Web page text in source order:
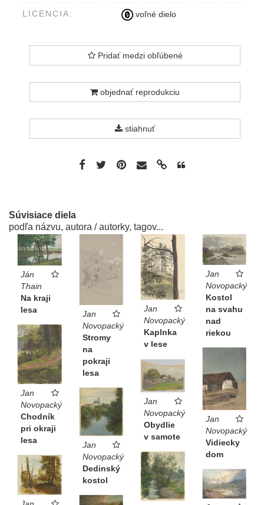
LICENCIA: voľné dielo
Pridať medzi obľúbené
objednať reprodukciu
stiahnuť
Súvisiace diela
podľa názvu, autora / autorky, tagov...
Ján
Thain
Na kraji
lesa
Jan
Novopacký
Stromy
na
pokraji
lesa
Jan
Novopacký
Kaplnka
v lese
Jan
Novopacký
Kostol
na svahu
nad
riekou
Jan
Novopacký
Chodník
pri okraji
lesa
Jan
Novopacký
Vidiecky
dom
Jan
Novopacký
Obydlie
v samote
Jan
Novopacký
Dedinský
kostol